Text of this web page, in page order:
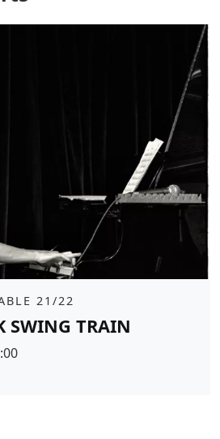
21/22
SWING TRAIN